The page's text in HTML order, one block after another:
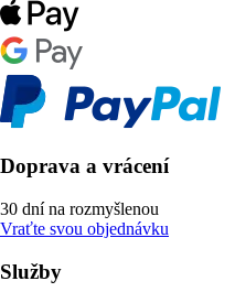
Doprava a vrácení
30 dní na rozmyšlenou
Vraťte svou objednávku
Služby